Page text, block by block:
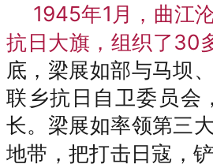
1945年1月，曲江
抗日大旗，组织了30
底，梁展如部与马坝
联乡抗日自卫委员会，
长。梁展如率领第三
地带，把打击日寇，